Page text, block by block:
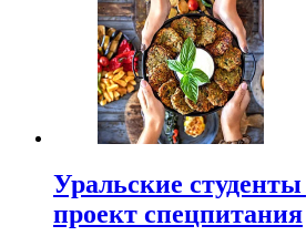
Уральские
проект спецпитания